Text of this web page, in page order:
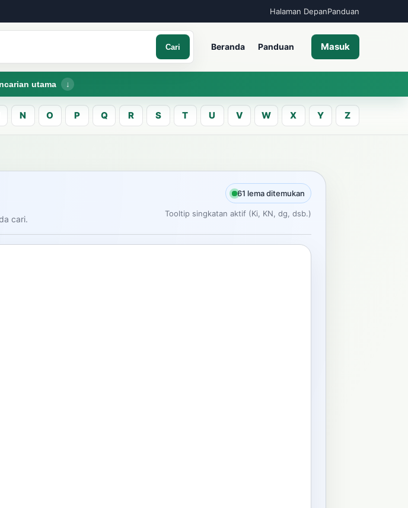
Halaman DepanPanduan
Cari Beranda Panduan Masuk
utama
Masukkan kata Jawa
N O P Q R S T U V W X Y Z
cari.
61 lema ditemukan
Tooltip singkatan aktif (Ki, KN, dg, dsb.)